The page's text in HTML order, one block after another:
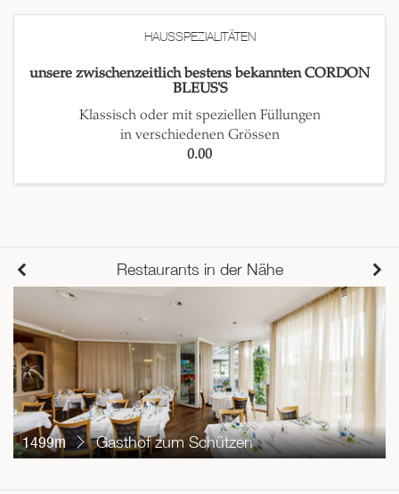
HAUSSPEZIALITÄTEN
unsere zwischenzeitlich bestens bekannten CORDON
BLEUS'S
Klassisch oder mit speziellen Füllungen
in verschiedenen Grössen
0.00
Restaurants in der Nähe
1499m Gasthof zum Schützen